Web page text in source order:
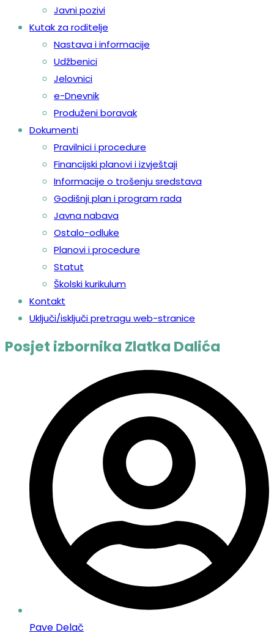
Javni pozivi
Kutak za roditelje
Nastava i informacije
Udžbenici
Jelovnici
e-Dnevnik
Produženi boravak
Dokumenti
Pravilnici i procedure
Financijski planovi i izvještaji
Informacije o trošenju sredstava
Godišnji plan i program rada
Javna nabava
Ostalo-odluke
Planovi i procedure
Statut
Školski kurikulum
Kontakt
Uključi/isključi pretragu web-stranice
Posjet izbornika Zlatka Dalića
Pave Delač